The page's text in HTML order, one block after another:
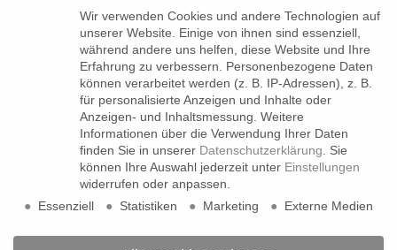
LADENGESCHÄFT
Hegestraße 21
20251 Hamburg-Eppendorf
Wir verwenden Cookies und andere Technologien auf
unserer Website. Einige von ihnen sind essenziell,
während andere uns helfen, diese Website und Ihre
Erfahrung zu verbessern.
Personenbezogene Daten
können verarbeitet werden (z. B. IP-Adressen), z. B.
für personalisierte Anzeigen und Inhalte oder
Anzeigen- und Inhaltsmessung. Weitere
Informationen über die Verwendung Ihrer Daten
finden Sie in unserer Datenschutzerklärung
Sie
können Ihre Auswahl jederzeit unter Einstellungen
widerrufen oder anpassen.
Essenziell
Statistiken Marketing Externe Medien